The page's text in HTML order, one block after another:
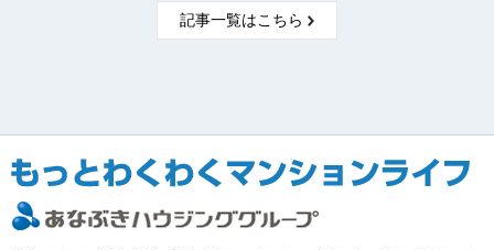
記事一覧はこちら